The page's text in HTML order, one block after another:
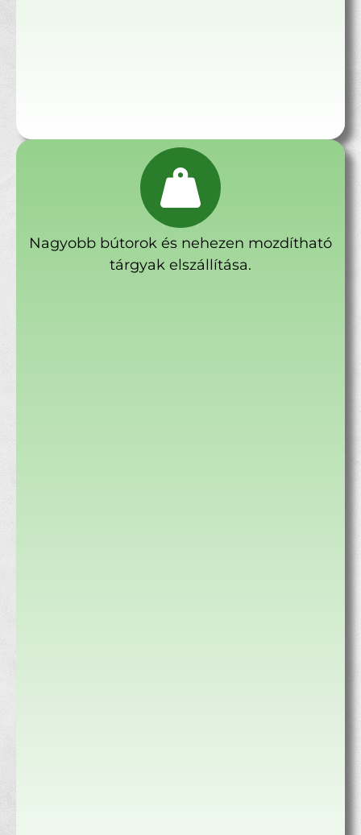
Nagyobb bútorok és nehezen mozdítható
tárgyak elszállítása.